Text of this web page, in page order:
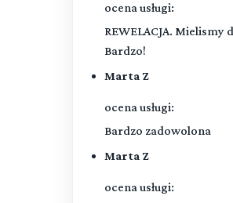
ocena usługi:
REWELACJA. Mielismy
Bardzo!
Marta Z
ocena usługi:
Bardzo zadowolona
Marta Z
ocena usługi: